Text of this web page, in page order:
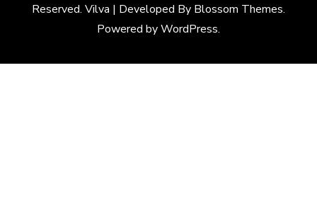
Reserved. Vilva | Developed By Blossom Themes.
Powered byWordPress.